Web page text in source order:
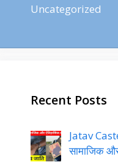
Uncategorized
Recent Posts
Jatav
सामाजिक